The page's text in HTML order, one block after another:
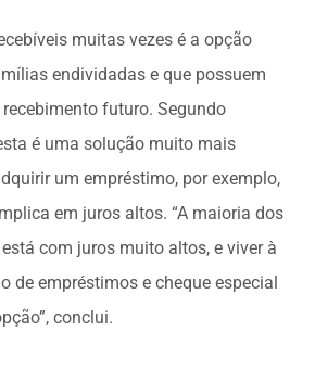
muitas vezes é a opção
endividadas e que possuem
futuro. Segundo
é uma solução muito mais
um empréstimo, por exemplo,
em juros altos. “A maioria dos
com juros muito altos, e viver à
de empréstimos e cheque especial
conclui.